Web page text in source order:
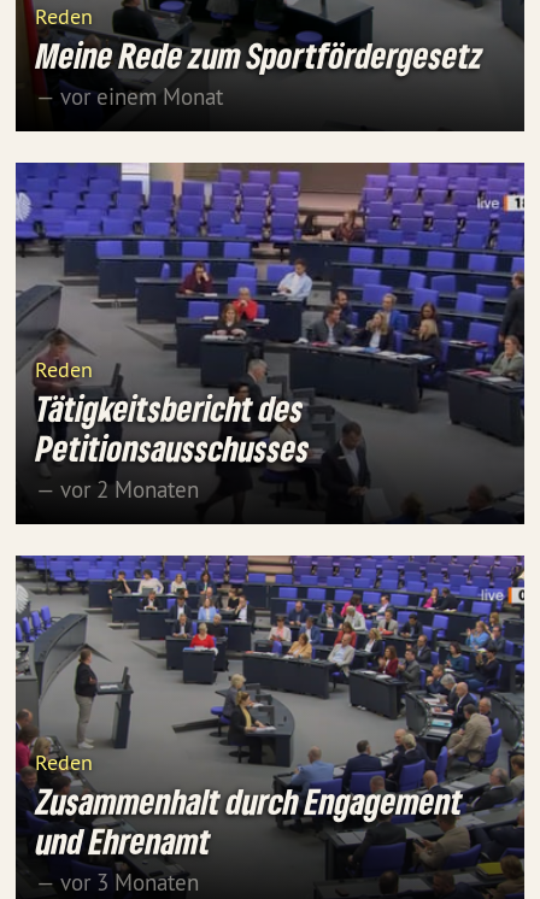
Reden
Meine Rede zum Sportfördergesetz
— vor einem Monat
Reden
Tätigkeitsbericht des
Petitionsausschusses
— vor 2 Monaten
Reden
Zusammenhalt durch Engagement
und Ehrenamt
— vor 3 Monaten